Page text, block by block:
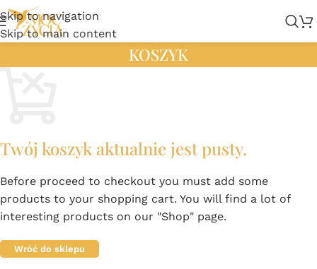
Skip to navigation
Skip to main content
KOSZYK
Twój koszyk aktualnie jest pusty.
Before proceed to checkout you must add some
products to your shopping cart. You will find a lot of
interesting products on our "Shop" page.
Wróć do sklepu